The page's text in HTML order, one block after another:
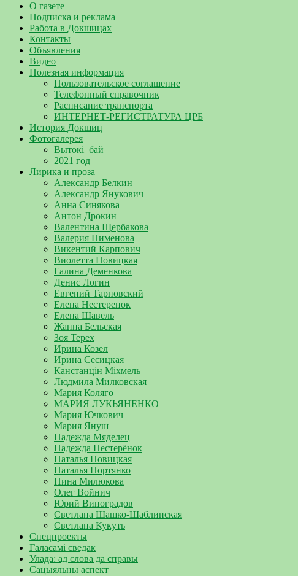
О газете
Подписка и реклама
Работа в Докшицах
Контакты
Объявления
Видео
Полезная информация
Пользовательское соглашение
Телефонный справочник
Расписание транспорта
ИНТЕРНЕТ-РЕГИСТРАТУРА ЦРБ
История Докшиц
Фотогалерея
Вытокі_бай
2021 год
Лирика и проза
Александр Белкин
Александр Янукович
Анна Синякова
Антон Дрокин
Валентина Щербакова
Валерия Пименова
Викентий Карпович
Виолетта Новицкая
Галина Деменкова
Денис Логин
Евгений Тарновский
Елена Нестеренок
Елена Шавель
Жанна Бельская
Зоя Терех
Ирина Козел
Ирина Сесицкая
Канстанцін Міхмель
Людмила Милковская
Мария Коляго
МАРИЯ ЛУКЬЯНЕНКО
Мария Ючкович
Мария Януш
Надежда Мяделец
Надежда Нестерёнок
Наталья Новицкая
Наталья Портянко
Нина Милюкова
Олег Войнич
Юрий Виноградов
Светлана Шашко-Шаблинская
Светлана Кукуть
Спецпроекты
Галасамі сведак
Улада: ад слова да справы
Сацыяльны аспект